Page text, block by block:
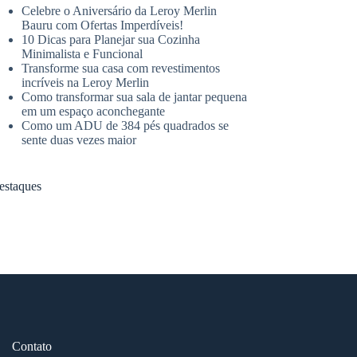
Celebre o Aniversário da Leroy Merlin
Bauru com Ofertas Imperdíveis!
10 Dicas para Planejar sua Cozinha
Minimalista e Funcional
Transforme sua casa com revestimentos
incríveis na Leroy Merlin
Como transformar sua sala de jantar pequena
em um espaço aconchegante
Como um ADU de 384 pés quadrados se
sente duas vezes maior
Contato